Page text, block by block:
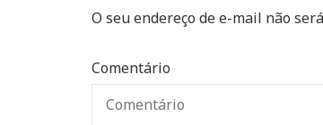
O seu endereço de e-mail não
Comentário